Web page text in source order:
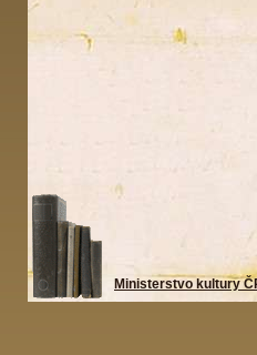
Ministerstvo kultury